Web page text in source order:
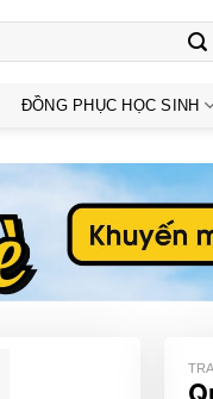
ĐỒNG PHỤC HỌC SINH